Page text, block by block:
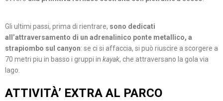
Gli ultimi passi, prima di rientrare, sono dedicati
all’attraversamento di un adrenalinico ponte metallico, a
strapiombo sul canyon: se ci si affaccia, si può riuscire a scorgere a
70 metri piu in basso i gruppi in kayak, che attraversano la gola via
lago.
ATTIVITÀ’ EXTRA AL PARCO